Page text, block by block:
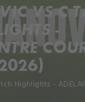
VS C
-
Highlights -